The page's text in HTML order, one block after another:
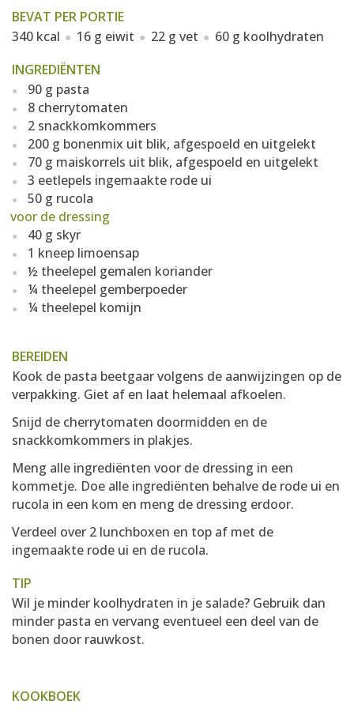
BEVAT PER PORTIE
340 kcal
16 g eiwit 22 g vet
60 g koolhydraten
INGREDIËNTEN
90 g pasta
8 cherrytomaten
2 snackkomkommers
200 g bonenmix uit blik, afgespoeld en uitgelekt
70 g maiskorrels uit blik, afgespoeld en uitgelekt
3 eetlepels ingemaakte rode ui
50 g rucola
voor de dressing
40 g skyr
1 kneep limoensap
½ theelepel gemalen koriander
¼ theelepel gemberpoeder
¼ theelepel komijn
BEREIDEN
Kook de pasta beetgaar volgens de aanwijzingen op de
verpakking. Giet af en laat helemaal afkoelen.
Snijd de cherrytomaten doormidden en de
snackkomkommers in plakjes.
Meng alle ingrediënten voor de dressing in een
kommetje. Doe alle ingrediënten behalve de rode ui en
rucola in een kom en meng de dressing erdoor.
Verdeel over 2 lunchboxen en top af met de
ingemaakte rode ui en de rucola.
TIP
Wil je minder koolhydraten in je salade? Gebruik dan
minder pasta en vervang eventueel een deel van de
bonen door rauwkost.
KOOKBOEK